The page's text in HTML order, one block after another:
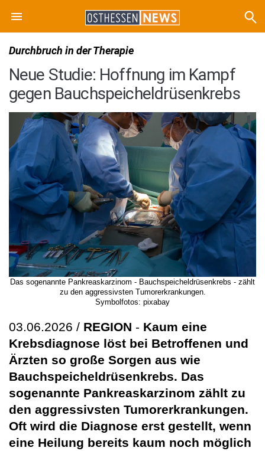
Durchbruch in der Therapie
Neue Studie: Hoffnung im Kampf
gegen Bauchspeicheldrüsenkrebs
Das sogenannte Pankreaskarzinom - Bauchspeicheldrüsenkrebs - zählt
zu den aggressivsten Tumorerkrankungen.
Symbolfotos: pixabay
03.06.2026 / REGION - Kaum eine
Krebsdiagnose löst bei Betroffenen und
Ärzten so große Sorgen aus wie
Bauchspeicheldrüsenkrebs. Das
sogenannte Pankreaskarzinom zählt zu
den aggressivsten Tumorerkrankungen.
Oft wird die Diagnose erst gestellt, wenn
eine Heilung bereits kaum noch möglich